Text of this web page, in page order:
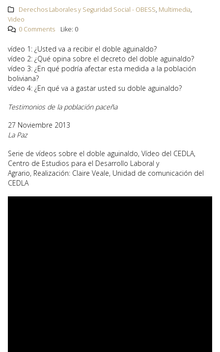
Derechos Laborales y Seguridad Social - OBESS, Multimedia,
Video
0 Comments
Like: 0
vídeo 1: ¿Usted va a recibir el doble aguinaldo?
vídeo 2: ¿Qué opina sobre el decreto del doble aguinaldo?
vídeo 3: ¿En qué podría afectar esta medida a la población
boliviana?
vídeo 4: ¿En qué va a gastar usted su doble aguinaldo?
Testimonios de la población paceña
27 Noviembre 2013
La Paz
Serie de vídeos sobre el doble aguinaldo, Vídeo del CEDLA,
Centro de Estudios para el Desarrollo Laboral y
Agrario, Realización: Claire Veale, Unidad de comunicación del
CEDLA